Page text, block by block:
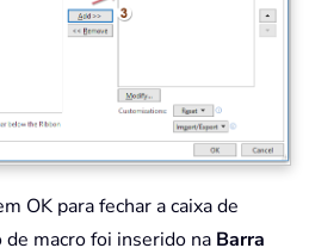
OK para fechar a caixa de
macro foi inserido na Barra